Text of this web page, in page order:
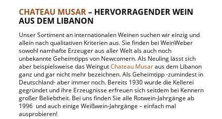
CHATEAU MUSAR– HERVORRAGENDER WEIN
AUS DEM LIBANON
Unser Sortiment an internationalen Weinen suchen wir einzig und
allein nach qualitativen Kriterien aus. Sie finden bei WeinWeber
sowohl namhafte Erzeuger aus aller Welt als auch noch
unbekannte Geheimtipps von Newcomern. Als Neuling lässt sich
aber beispielsweise das WeingutChateau Musaraus dem Libanon
ganz und gar nicht mehr bezeichnen. Als Geheimtipp -zumindest in
Deutschland- aber immer noch. Bereits 1930 wurde die Kellerei
gegründet und ihre Erzeugnisse erfreuen sich seitdem bei Kennern
großer Beliebtheit. Bei uns finden Sie alle Rotwein-Jahrgänge ab
1996 und auch einige Weißwein-Jahrgänge – einfach mal
ausprobieren!